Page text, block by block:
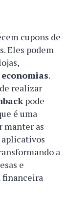
cupons de
Eles podem
economias.
realizar
pode
é uma
manter as
aplicativos
a
e
financeira